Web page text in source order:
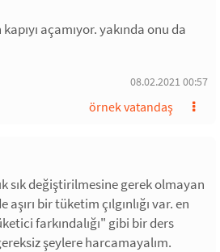
açamıyor. yakında onu da
08.02.2021 00:57
örnek vatandaş
sık değiştirilmesine gerek olmayan
aşırı bir tüketim çılgınlığı var. en
farkındalığı" gibi bir ders
şeylere harcamayalım.